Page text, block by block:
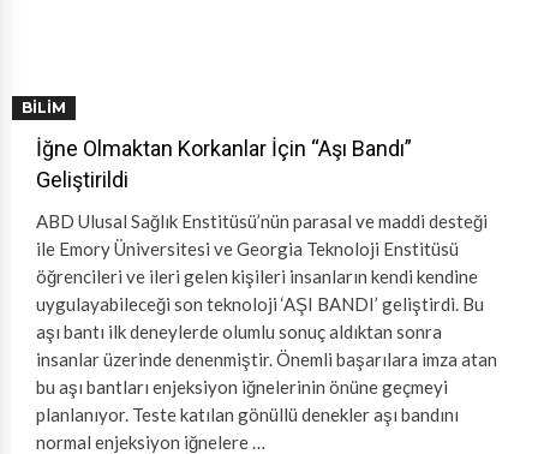
BILIM
İğne Olmaktan Korkanlar İçin “Aşı Bandı”
Geliştirildi
ABD Ulusal Sağlık Enstitüsü’nün parasal ve maddi desteği
ile Emory Üniversitesi ve Georgia Teknoloji Enstitüsü
öğrencileri ve ileri gelen kişileri insanların kendi kendine
uygulayabileceği son teknoloji ‘AŞI BANDI’ geliştirdi. Bu
aşı bantı ilk deneylerde olumlu sonuç aldıktan sonra
insanlar üzerinde denenmiştir. Önemli başarılara imza atan
bu aşı bantları enjeksiyon iğnelerinin önüne geçmeyi
planlanıyor. Teste katılan gönüllü denekler aşı bandını
normal enjeksiyon iğnelere …